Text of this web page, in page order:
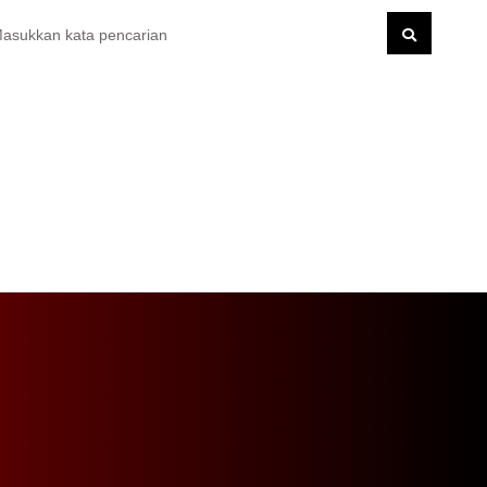
Dampingi Petugas BPN